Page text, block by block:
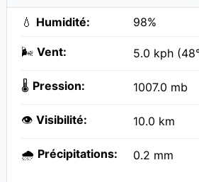
💧 Humidité: 98%
🌬️ Vent: 5.0 kph
🌡️ Pression: 1007.0 mb
👁️ Visibilité: 10.0 km
🌧️ Précipitations: 0.2 mm